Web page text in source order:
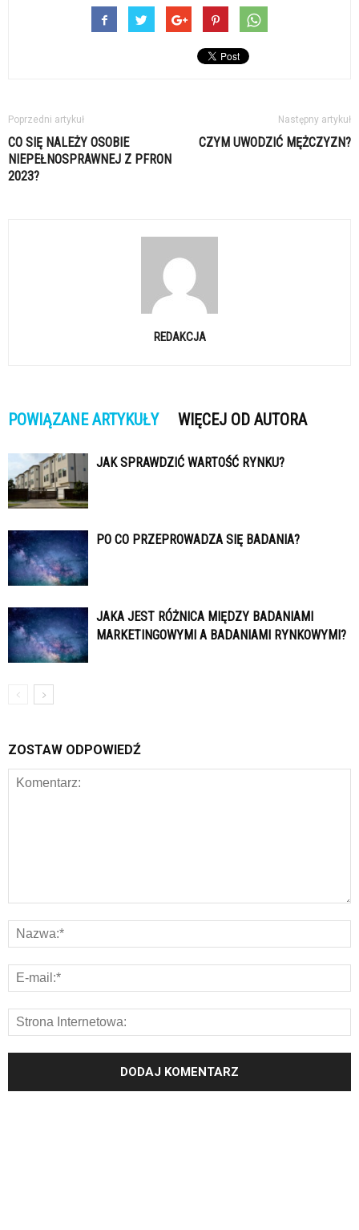
Poprzedni artykuł
CO SIĘ NALEŻY OSOBIE
NIEPEŁNOSPRAWNEJ Z PFRON
2023?
Następny artykuł
CZYM UWODZIĆ MĘŻCZYZN?
REDAKCJA
POWIĄZANE ARTYKUŁY WIĘCEJ OD AUTORA
JAK SPRAWDZIĆ WARTOŚĆ RYNKU?
PO CO PRZEPROWADZA SIĘ BADANIA?
JAKA JEST RÓŻNICA MIĘDZY BADANIAMI
MARKETINGOWYMI A BADANIAMI RYNKOWYMI?
ZOSTAW ODPOWIEDŹ